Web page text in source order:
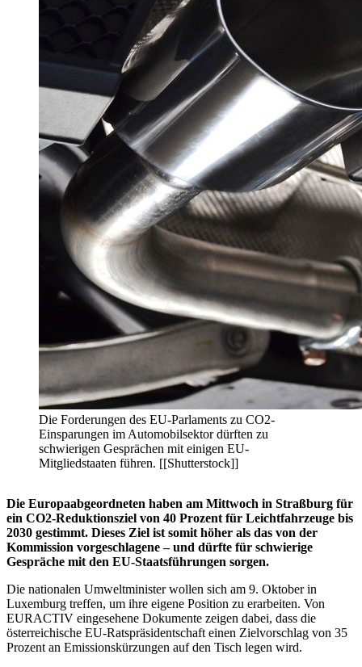
Die Forderungen des EU-Parlaments zu CO2-
Einsparungen im Automobilsektor dürften zu
schwierigen Gesprächen mit einigen EU-
Mitgliedstaaten führen. [[Shutterstock]]
Die Europaabgeordneten haben am Mittwoch in Straßburg für
ein CO2-Reduktionsziel von 40 Prozent für Leichtfahrzeuge bis
2030 gestimmt. Dieses Ziel ist somit höher als das von der
Kommission vorgeschlagene – und dürfte für schwierige
Gespräche mit den EU-Staatsführungen sorgen.
Die nationalen Umweltminister wollen sich am 9. Oktober in
Luxemburg treffen, um ihre eigene Position zu erarbeiten. Von
EURACTIV eingesehene Dokumente zeigen dabei, dass die
österreichische EU-Ratspräsidentschaft einen Zielvorschlag von 35
Prozent an Emissionskürzungen auf den Tisch legen wird.